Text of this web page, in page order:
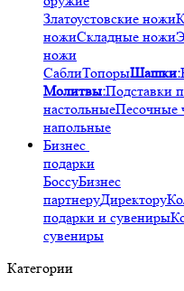
Златоустовские ножи
ножиСкладные ножи
ножи
СаблиТопорыШашки:
Молитвы:Подставки
настольныеПесочные
напольные
Бизнес
подарки
БоссуБизнес
партнеруДиректору
подарки и сувениры
сувениры
Категории